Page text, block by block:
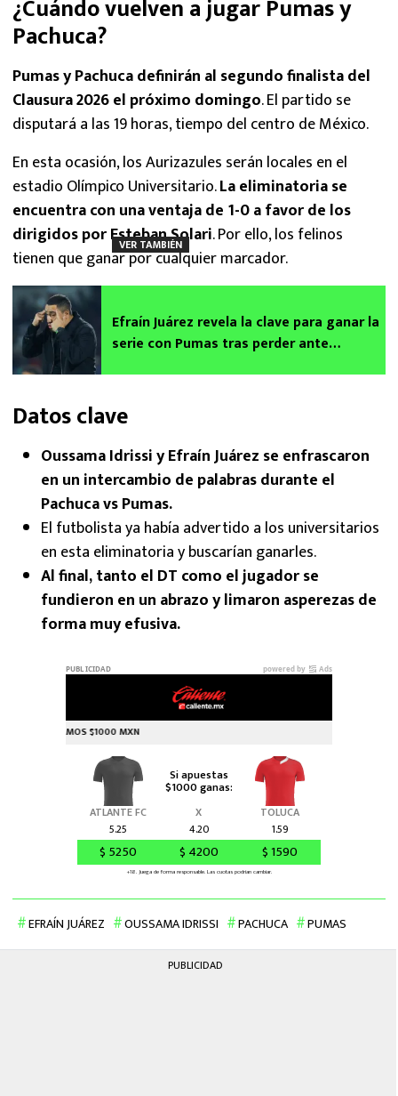
¿Cuándo vuelven a jugar Pumas y
Pachuca?
Pumas y Pachuca definirán al segundo finalista del
Clausura 2026 el próximo domingo. El partido se
disputará a las 19 horas, tiempo del centro de México.
En esta ocasión, los Aurizazules serán locales en el
estadio Olímpico Universitario.La eliminatoria se
encuentra con una ventaja de 1-0 a favor de los
dirigidos por Esteban Solari. Por ello, los felinos
tienen que ganar por cualquier marcador.
VER TAMBIÉN
Efraín Juárez revela la clave para ganar la
serie con Pumas tras perder ante
Datos clave
Oussama Idrissi y Efraín Juárez se enfrascaron
en un intercambio de palabras durante el
Pachuca vs Pumas.
El futbolista ya había advertido a los universitarios
en esta eliminatoria y buscarían ganarles.
Al final, tanto el DT como el jugador se
fundieron en un abrazo y limaron asperezas de
forma muy efusiva.
EFRAÍN JUÁREZ OUSSAMA IDRISSI PACHUCA PUMAS
PUBLICIDAD